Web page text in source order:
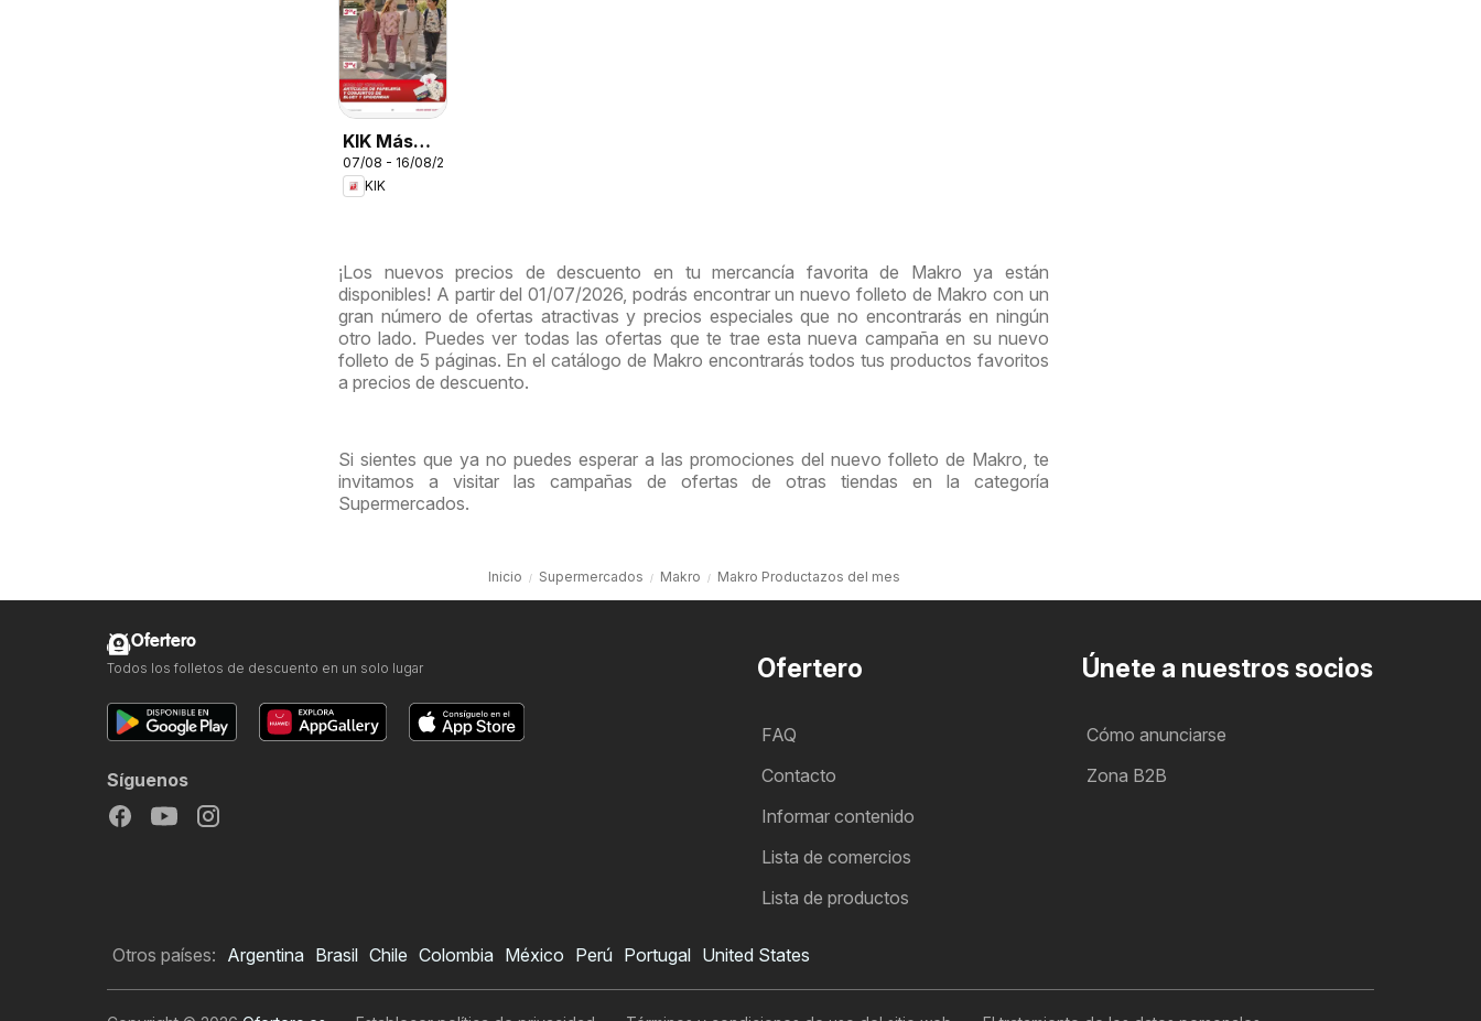
Folleto de Makro
Quiero suscribirme al folleto
KIK Más
diversión
en el cole
07/08 - 16/08/2026
KIK
¡Los nuevos precios de descuento en tu mercancía favorita de Makro ya están
disponibles! A partir del 01/07/2026, podrás encontrar un nuevo folleto de Makro con un
gran número de ofertas atractivas y precios especiales que no encontrarás en ningún
otro lado. Puedes ver todas las ofertas que te trae esta nueva campaña en su nuevo
folleto de 5 páginas. En el catálogo de Makro encontrarás todos tus productos favoritos
a precios de descuento.
Si sientes que ya no puedes esperar a las promociones del nuevo folleto de Makro, te
invitamos a visitar las campañas de ofertas de otras tiendas en la categoría
Supermercados.
Inicio Supermercados Makro Makro Productazos del mes
Ofertero
FAQ
Contacto
Informar contenido
Lista de comercios
Lista de productos
Únete a nuestros socios
Cómo anunciarse
Zona B2B
Ofertero
Todos los folletos de descuento en un solo lugar
Síguenos
Otros países: Argentina Brasil Chile Colombia México Perú Portugal United States